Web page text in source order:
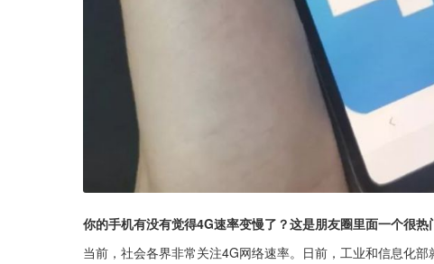
你的手机有没有觉得4G速率变慢了？这是朋友圈里面一个很
当前，社会各界非常关注4G网络速率。日前，工业和信息化